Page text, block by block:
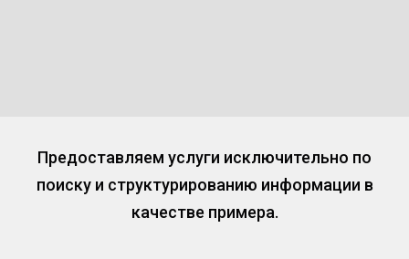
Предоставляем услуги исключительно по
поиску и структурированию информации в
качестве примера.